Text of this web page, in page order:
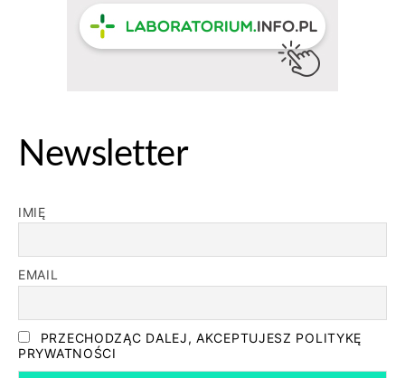
Newsletter
IMIĘ
EMAIL
PRZECHODZĄC DALEJ, AKCEPTUJESZ POLITYKĘ
PRYWATNOŚCI